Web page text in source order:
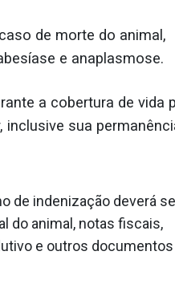
de morte do animal,
e anaplasmose.
a cobertura de vida
inclusive sua
de indenização deverá
do animal, notas fiscais,
e outros